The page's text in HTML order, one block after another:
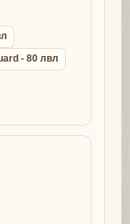
- 80 лвл